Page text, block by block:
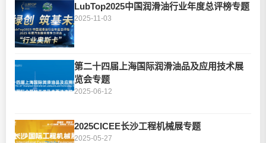
LubTop2025中国润滑油行业年度总评榜专题
2025-11-03
第二十四届上海国际润滑油品及应用技术展
览会专题
2025-06-12
2025CICEE长沙工程机械展专题
2025-05-27